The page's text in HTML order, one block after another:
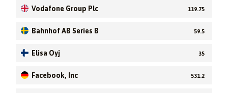
Vodafone Group Plc
119.75
Bahnhof AB Series B 59.5
Elisa Oyj 35
Facebook, Inc 531.2